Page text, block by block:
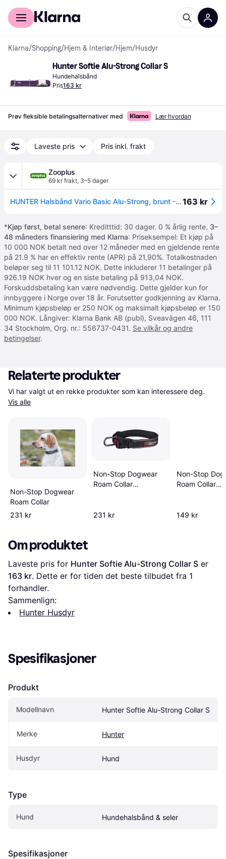
For kunder
Klarna/Shopping/Hjem & Interiør/Hjem/Husdyr
Hunter Softie Alu-Strong Collar S
Hundehalsbånd
Pris163 kr
Prøv fleksible betalingsalternativer med Lær hvordan
Laveste pris Pris inkl. frakt
Zooplus
69 kr frakt, 3–5 dager
HUNTER Halsbånd Vario Basic Alu-Strong, brunt - Størrelse M: 30 - 45 cm halsomkrets, 15 mm bred163 kr
*Kjøp først, betal senere: Kreditttid: 30 dager. 0 % årlig rente. 3–
48 måneders finansiering med Klarna: Priseksempel: Et kjøp på
10 000 NOK betalt ned over 12 måneder med en gjeldende rente
på 21.9 % har en effektiv rente (APR) på 21,90%. Totalkostnaden
beløper seg til 11 101.12 NOK. Dette inkluderer 11 betalinger på
926.19 NOK hver og en siste betaling på 913,04 NOK.
Forskuddsbetaling kan være nødvendig. Dette gjelder kun for
innbyggere i Norge over 18 år. Forutsetter godkjenning av Klarna.
Minimum kjøpsbeløp er 250 NOK og maksimalt kjøpsbeløp er 150
000 NOK. Långiver: Klarna Bank AB (publ), Sveavägen 46, 111
34 Stockholm, Org. nr.: 556737-0431. Se vilkår og andre
betingelser.
Relaterte produkter
Vis alle
Non-Stop Dogwear
Roam Collar
231 kr
Non-Stop Dogwear
Roam Collar
231 kr
Non-Stop
Roam Collar
149 kr
Om produktet
Laveste pris for Hunter Softie Alu-Strong Collar S
163 kr. Dette er for tiden det beste tilbudet fra 1
forhandler.
Sammenlign:
Hunter Husdyr
Spesifikasjoner
Produkt
Modellnavn Hunter Softie Alu-Strong Collar S
Merke Hunter
Husdyr Hund
Type
Hund Hundehalsbånd & seler
Spesifikasjoner